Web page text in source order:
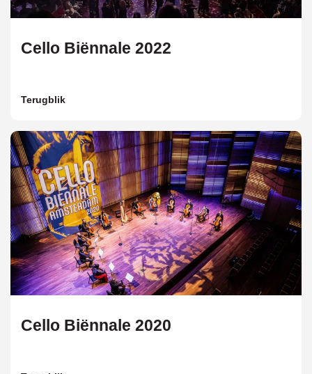
Cello Biënnale 2022
Terugblik
Cello Biënnale 2020